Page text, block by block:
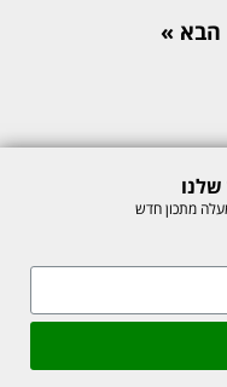
הבא »
© כל הזכויות לתוכן באתר שמורות למיכל רוזנבך 2026. אין להעתיק או לשכפלשלנו
מתכון חדש